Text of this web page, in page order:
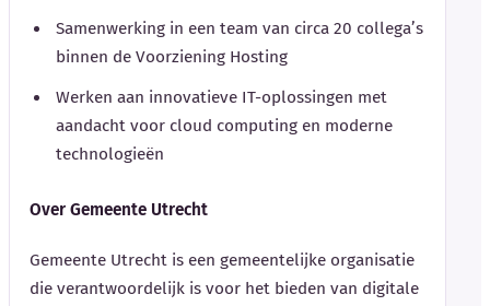
Samenwerking in een team van circa 20 collega’s
binnen de Voorziening Hosting
Werken aan innovatieve IT-oplossingen met
aandacht voor cloud computing en moderne
technologieën
Over Gemeente Utrecht
Gemeente Utrecht is een gemeentelijke organisatie
die verantwoordelijk is voor het bieden van digitale